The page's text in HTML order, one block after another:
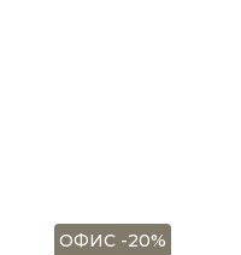
ОФИС -20%